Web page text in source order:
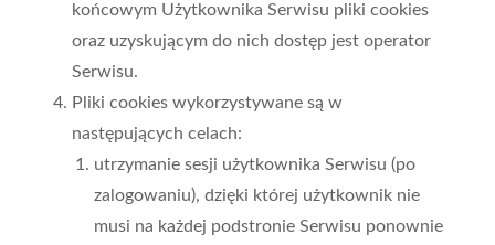
końcowym Użytkownika Serwisu pliki cookies
oraz uzyskującym do nich dostęp jest operator
Serwisu.
Pliki cookies wykorzystywane są w
następujących celach:
utrzymanie sesji użytkownika Serwisu (po
zalogowaniu), dzięki której użytkownik nie
musi na każdej podstronie Serwisu ponownie